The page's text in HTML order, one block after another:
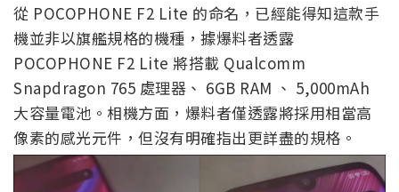
從 POCOPHONE F2 Lite 的命名，已經能得知這款手
機並非以旗艦規格的機種，據爆料者透露
POCOPHONE F2 Lite 將搭載 Qualcomm
Snapdragon 765 處理器、 6GB RAM 、 5,000mAh
大容量電池。相機方面，爆料者僅透露將採用相當高
像素的感光元件，但沒有明確指出更詳盡的規格。